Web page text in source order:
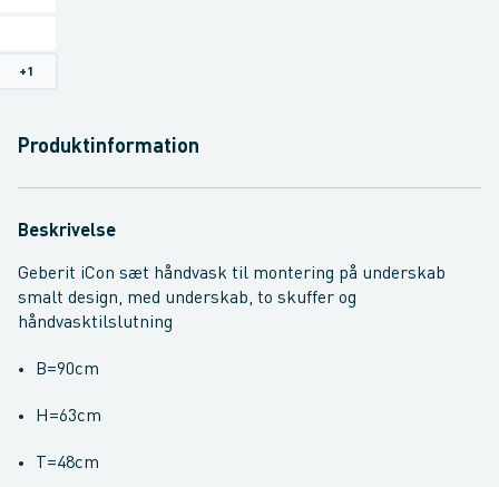
+1
Produktinformation
Beskrivelse
Geberit iCon sæt håndvask til montering på underskab
smalt design, med underskab, to skuffer og
håndvasktilslutning
B=90cm
H=63cm
T=48cm